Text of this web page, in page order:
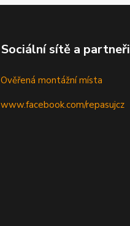
Sociální sítě a partneři
Ověřená montážní místa
www.facebook.com/repasujcz